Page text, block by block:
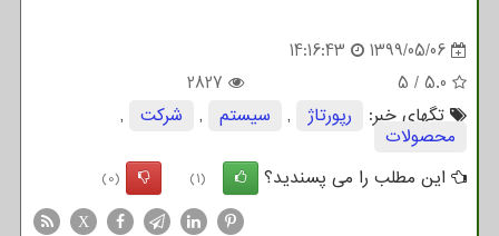
1399/05/06
14:16:43
5.0
/
5
2827
تگهای خبر:
رپورتاژ , سیستم , شركت ,
محصولات
این مطلب را می پسندید؟
(1)
(0)
X